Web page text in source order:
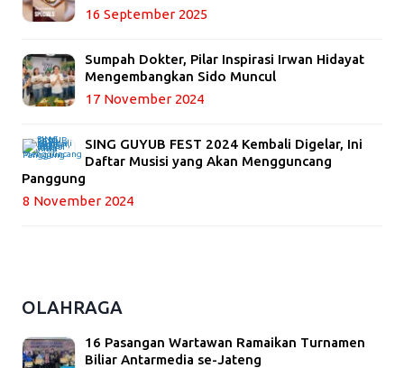
16 September 2025
Sumpah Dokter, Pilar Inspirasi Irwan Hidayat
Mengembangkan Sido Muncul
17 November 2024
SING GUYUB FEST 2024 Kembali Digelar, Ini
Daftar Musisi yang Akan Mengguncang
Panggung
8 November 2024
OLAHRAGA
16 Pasangan Wartawan Ramaikan Turnamen
Biliar Antarmedia se-Jateng